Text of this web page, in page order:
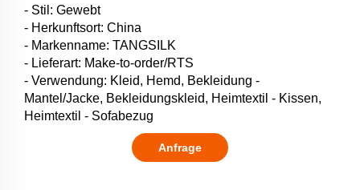
- Stil: Gewebt
- Herkunftsort: China
- Markenname: TANGSILK
- Lieferart: Make-to-order/RTS
- Verwendung: Kleid, Hemd, Bekleidung -
Mantel/Jacke, Bekleidungskleid, Heimtextil - Kissen,
Heimtextil - Sofabezug
Anfrage